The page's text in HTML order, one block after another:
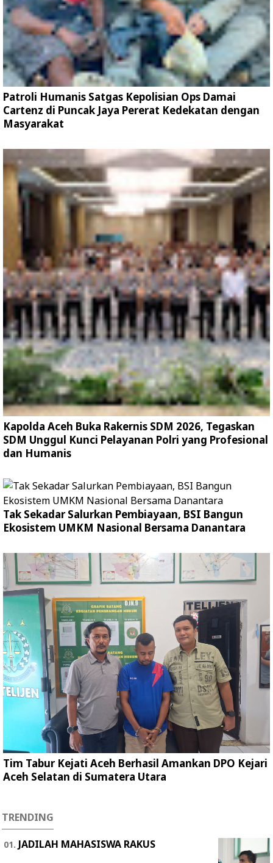
Patroli Humanis Satgas Kepolisian Ops Damai
Cartenz di Puncak Jaya Pererat Kedekatan dengan
Masyarakat
Kapolda Aceh Buka Rakernis SDM 2026, Tegaskan
SDM Unggul Kunci Pelayanan Polri yang Profesional
dan Humanis
Tak Sekadar Salurkan Pembiayaan, BSI Bangun
Ekosistem UMKM Nasional Bersama Danantara
Tim Tabur Kejati Aceh Berhasil Amankan DPO Kejari
Aceh Selatan di Sumatera Utara
TRENDING
JADILAH MAHASISWA RAKUS